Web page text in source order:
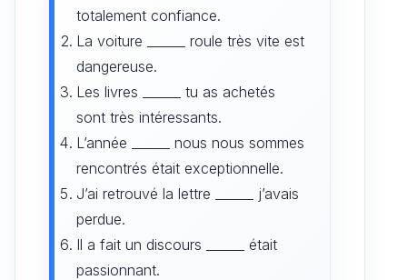
totalement confiance.
La voiture ______ roule très vite est
dangereuse.
Les livres ______ tu as achetés
sont très intéressants.
L’année ______ nous nous sommes
rencontrés était exceptionnelle.
J’ai retrouvé la lettre ______ j’avais
perdue.
Il a fait un discours ______ était
passionnant.